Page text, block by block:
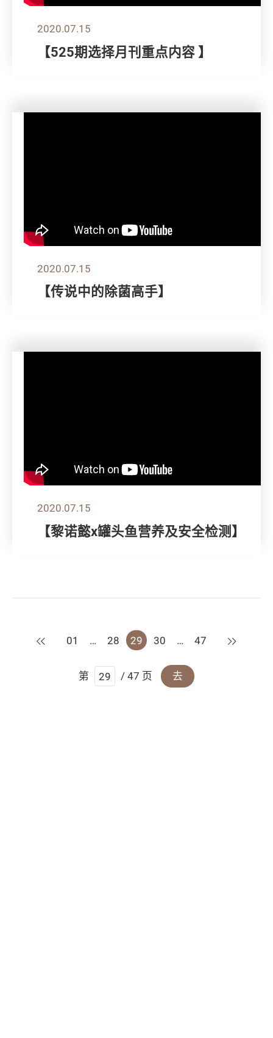
2020.07.15
【525期选择月刊重点内容 】
2020.07.15
【传说中的除菌高手】
2020.07.15
【黎诺懿x罐头鱼营养及安全检测】
上一页
01 … 28 29 30 … 47 下一页
第 / 47 页 去